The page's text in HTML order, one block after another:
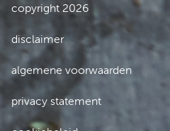
copyright 2026
disclaimer
algemene voorwaarden
privacy statement